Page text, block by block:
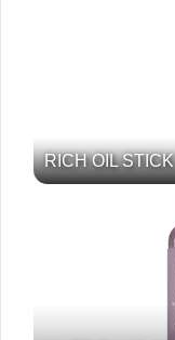
RICH OIL STICK